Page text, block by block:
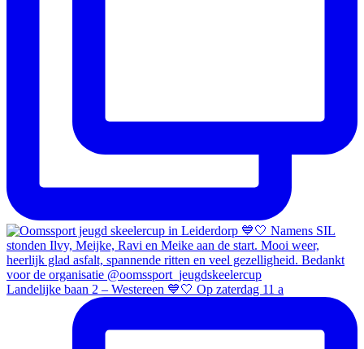
Landelijke baan 2 – Westereen 💙🤍 Op zaterdag 11 a